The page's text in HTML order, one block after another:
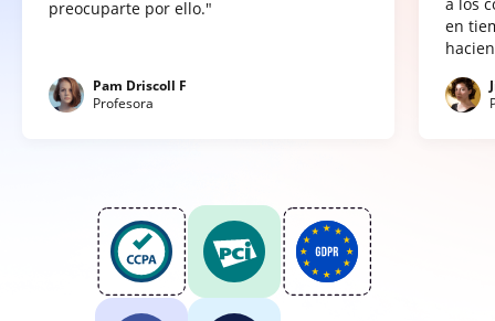
preocuparte por ello."
Pam Driscoll F
Profesora
en